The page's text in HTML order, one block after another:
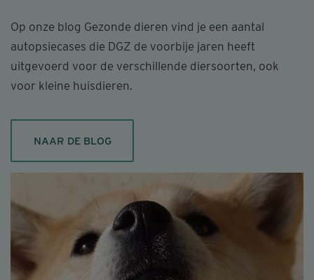
Op onze blog Gezonde dieren vind je een aantal
autopsiecases die DGZ de voorbije jaren heeft
uitgevoerd voor de verschillende diersoorten, ook
voor kleine huisdieren.
NAAR DE BLOG